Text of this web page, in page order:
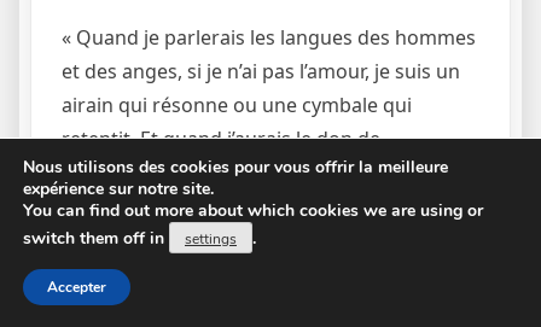
« Quand je parlerais les langues des hommes
et des anges, si je n’ai pas l’amour, je suis un
airain qui résonne ou une cymbale qui
retentit. Et quand j’aurais le don de
prophétie, la science de tous les mystères et
toute la connaissance, quand j’aurais même
toute la foi jusqu’à transporter des
montagnes, si je n’ai pas l’amour, je ne suis
rien. . »
Nous utilisons des cookies pour vous offrir la meilleure
expérience sur notre site.
You can find out more about which cookies we are using or
switch them off in
settings .
Accepter